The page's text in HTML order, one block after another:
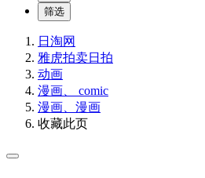
筛选
日淘网
雅虎拍卖日拍
动画
漫画、 comic
漫画、漫画
收藏此页